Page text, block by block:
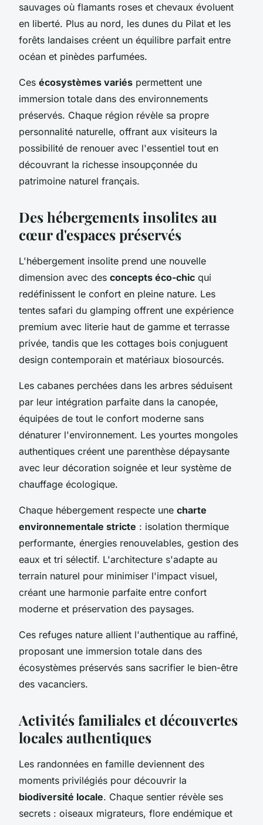
sauvages où flamants roses et chevaux évoluent
en liberté. Plus au nord, les dunes du Pilat et les
forêts landaises créent un équilibre parfait entre
océan et pinèdes parfumées.
Ces écosystèmes variés permettent une
immersion totale dans des environnements
préservés. Chaque région révèle sa propre
personnalité naturelle, offrant aux visiteurs la
possibilité de renouer avec l'essentiel tout en
découvrant la richesse insoupçonnée du
patrimoine naturel français.
Des hébergements insolites au
cœur d'espaces préservés
L'hébergement insolite prend une nouvelle
dimension avec des concepts éco-chic qui
redéfinissent le confort en pleine nature. Les
tentes safari du glamping offrent une expérience
premium avec literie haut de gamme et terrasse
privée, tandis que les cottages bois conjuguent
design contemporain et matériaux biosourcés.
Les cabanes perchées dans les arbres séduisent
par leur intégration parfaite dans la canopée,
équipées de tout le confort moderne sans
dénaturer l'environnement. Les yourtes mongoles
authentiques créent une parenthèse dépaysante
avec leur décoration soignée et leur système de
chauffage écologique.
Chaque hébergement respecte une charte
environnementale stricte : isolation thermique
performante, énergies renouvelables, gestion des
eaux et tri sélectif. L'architecture s'adapte au
terrain naturel pour minimiser l'impact visuel,
créant une harmonie parfaite entre confort
moderne et préservation des paysages.
Ces refuges nature allient l'authentique au raffiné,
proposant une immersion totale dans des
écosystèmes préservés sans sacrifier le bien-être
des vacanciers.
Activités familiales et découvertes
locales authentiques
Les randonnées en famille deviennent des
moments privilégiés pour découvrir la
biodiversité locale. Chaque sentier révèle ses
secrets : oiseaux migrateurs, flore endémique et